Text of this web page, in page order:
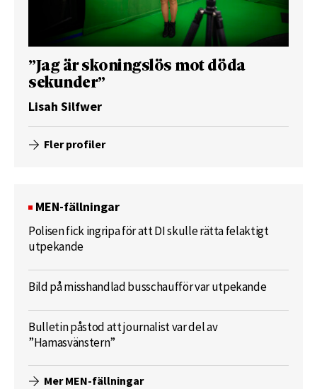
”Jag är skoningslös mot döda
sekunder”
Lisah Silfwer
Fler profiler
MEN-fällningar
Polisen fick ingripa för att DI skulle rätta felaktigt
utpekande
Bild på misshandlad busschaufför var utpekande
Bulletin påstod att journalist var del av
”Hamasvänstern”
Mer MEN-fällningar